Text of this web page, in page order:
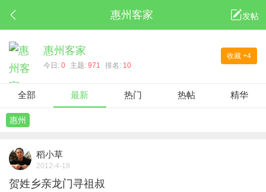
惠州客家 发帖
收藏 +4
惠州客家
今日: 0 主题: 971 排名: 10
全部 最新 热门 热帖 精华
惠州
稻小草
2012-4-18
贺姓乡亲龙门寻祖叔